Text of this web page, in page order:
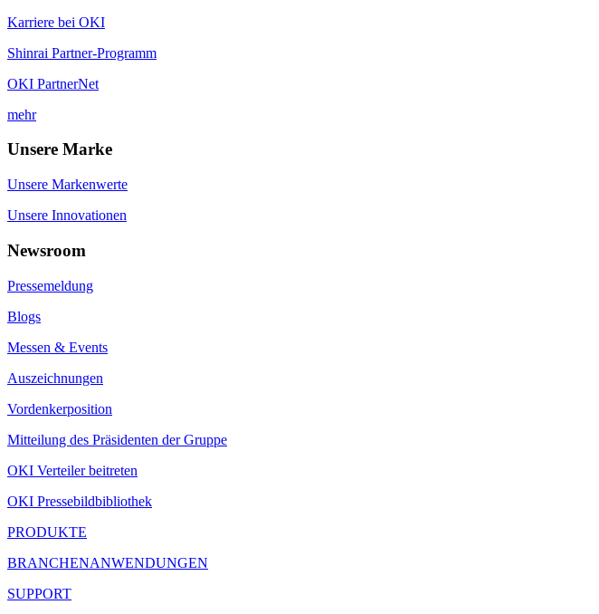
Karriere bei OKI
Shinrai Partner-Programm
OKI PartnerNet
mehr
Unsere Marke
Unsere Markenwerte
Unsere Innovationen
Newsroom
Pressemeldung
Blogs
Messen & Events
Auszeichnungen
Vordenkerposition
Mitteilung des Präsidenten der Gruppe
OKI Verteiler beitreten
OKI Pressebildbibliothek
PRODUKTE
BRANCHENANWENDUNGEN
SUPPORT